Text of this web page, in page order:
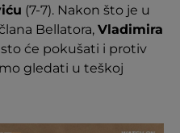
(7-7). Nakon što je u
Bellatora, Vladimira
će pokušati i protiv
gledati u teškoj